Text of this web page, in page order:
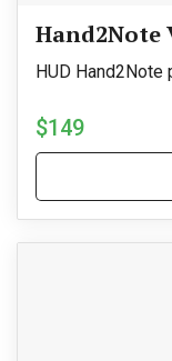
Hand2Note
HUD Hand2Note
$149